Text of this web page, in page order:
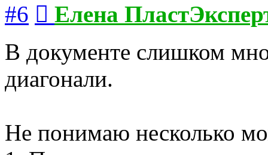
#6
Елена
В документе слишком
диагонали.
Не понимаю несколько